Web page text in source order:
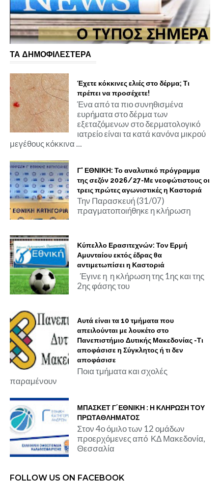
ΤΑ ΔΗΜΟΦΙΛΕΣΤΕΡΑ
Έχετε κόκκινες ελιές στο δέρμα; Τι
πρέπει να προσέχετε!
Ένα από τα πιο συνηθισμένα
ευρήματα στο δέρμα των
εξεταζόμενων στο δερματολογικό
ιατρείο είναι τα κατά κανόνα μικρού
μεγέθους κόκκινα ...
Γ' ΕΘΝΙΚΗ: Το αναλυτικό πρόγραμμα
της σεζόν 2026/27-Με νεοφώτιστους οι
τρεις πρώτες αγωνιστικές η Καστοριά
Την Παρασκευή (31/07)
πραγματοποιήθηκε η κλήρωση
Κύπελλο Ερασιτεχνών: Τον Ερμή
Αμυνταίου εκτός έδρας θα
αντιμετωπίσει η Καστοριά
Έγινε η η κλήρωση της 1ης και της
2ης φάσης του
Αυτά είναι τα 10 τμήματα που
απειλούνται με λουκέτο στο
Πανεπιστήμιο Δυτικής Μακεδονίας -Τι
αποφάσισε η Σύγκλητος ή τι δεν
αποφάσισε
Ποια τμήματα και σχολές
παραμένουν
ΜΠΑΣΚΕΤ Γ΄ΕΘΝΙΚΗ : Η ΚΛΗΡΩΣΗ ΤΟΥ
ΠΡΩΤΑΘΛΗΜΑΤΟΣ
Στον 4ο όμιλο των 12 ομάδων
προερχόμενες από ΚΔ Μακεδονία,
Θεσσαλία
FOLLOW US ON FACEBOOK